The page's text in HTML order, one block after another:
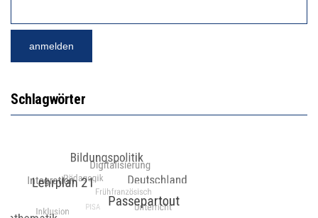
Schlagwörter